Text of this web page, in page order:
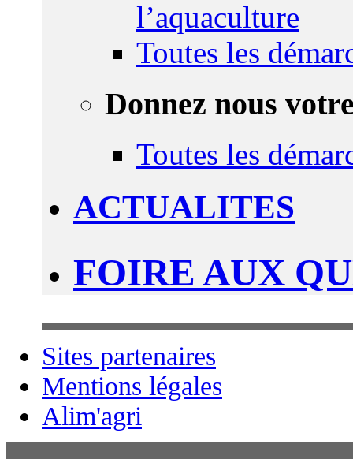
l’aquaculture
Toutes les
Donnez nous
Toutes les
ACTUALITES
FOIRE AUX
Sites partenaires
Mentions légales
Alim'agri